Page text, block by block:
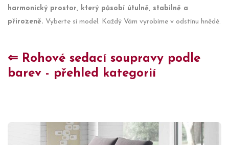
harmonický prostor, který působí útulně, stabilně a
přirozeně. Vyberte si model. Každý Vám vyrobíme v odstínu hnědé.
⇐ Rohové sedací soupravy podle
barev - přehled kategorií